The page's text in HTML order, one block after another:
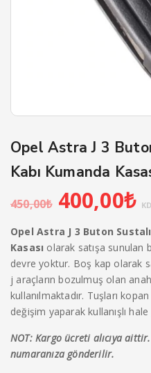
Opel Astra J 3
Kabı Kumanda
450,00₺ Orijinal
fiyat:
450,00₺.
400,00₺
Opel Astra J 3 Buton
Kasası olarak satışa sunulan
devre yoktur. Boş kap olarak
j araçların bozulmuş olan
kullanılmaktadır. Tuşları
değişim yaparak kullanışlı
NOT: Kargo ücreti alıcıya
numaranıza gönderilir.